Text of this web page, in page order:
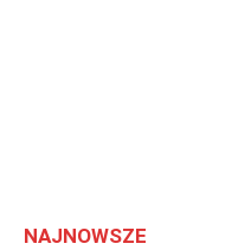
NAJNOWSZE